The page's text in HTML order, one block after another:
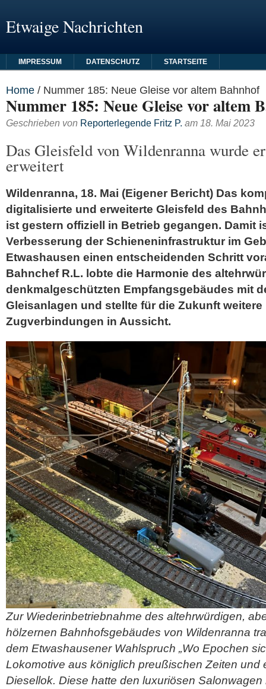
Etwaige Nachrichten
IMPRESSUM DATENSCHUTZ STARTSEITE
Home / Nummer 185: Neue Gleise vor altem Bahnhof
Nummer 185: Neue Gleise vor altem
Geschrieben von Reporterlegende Fritz P. am 18. Mai 2023
Das Gleisfeld von Wildenranna wurde
erweitert
Wildenranna, 18. Mai (Eigener Bericht) Das
digitalisierte und erweiterte Gleisfeld des
ist gestern offiziell in Betrieb gegangen. Damit
Verbesserung der Schieneninfrastruktur im
Etwashausen einen entscheidenden Schritt
Bahnchef R.L. lobte die Harmonie des
denkmalgeschützten Empfangsgebäudes mit
Gleisanlagen und stellte für die Zukunft
Zugverbindungen in Aussicht.
Zur Wiederinbetriebnahme des altehrwürdigen,
hölzernen Bahnhofsgebäudes von Wildenranna
dem Etwashausener Wahlspruch „Wo Epochen
Lokomotive aus königlich preußischen Zeiten und
Diesellok. Diese hatte den luxuriösen Salonwagen